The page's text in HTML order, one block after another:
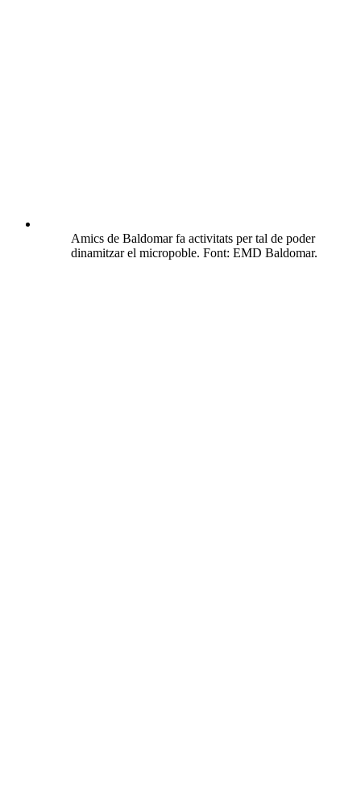
Amics de Baldomar fa activitats per tal de poder
dinamitzar el micropoble. Font: EMD Baldomar.